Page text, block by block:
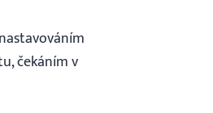
čekáním v